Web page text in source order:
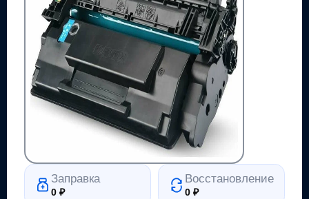
Заправка
0₽
Восстановление
0₽